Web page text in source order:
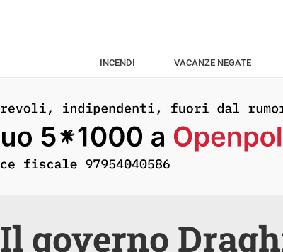
INCENDI VACANZE NEGATE
Il governo